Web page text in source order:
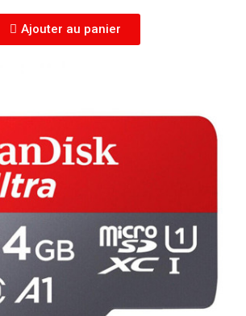
Ajouter au panier